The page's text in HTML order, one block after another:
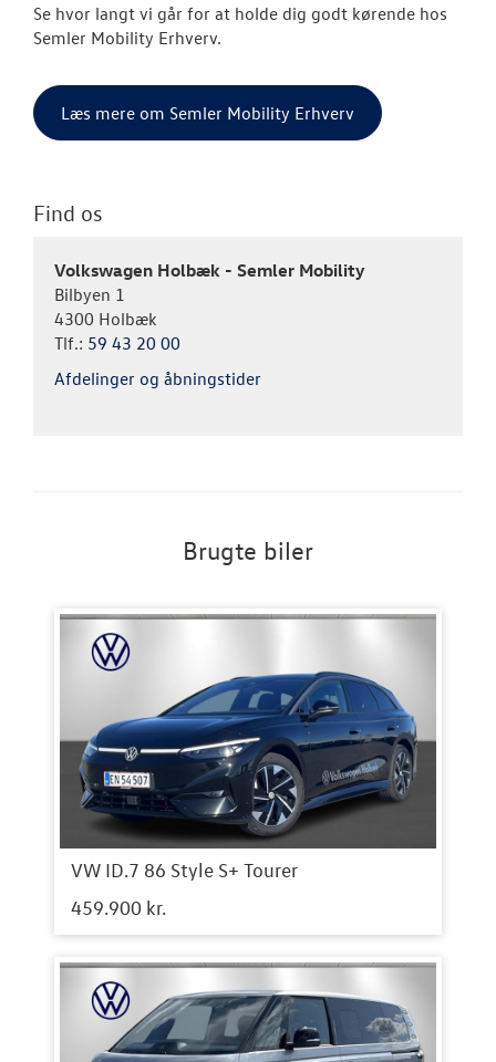
Se hvor langt vi går for at holde dig godt kørende hos
Semler Mobility Erhverv.
Læs mere om Semler Mobility Erhverv
Find os
Volkswagen Holbæk - Semler Mobility
Bilbyen 1
4300 Holbæk
Tlf.: 59 43 20 00
Afdelinger og åbningstider
Brugte biler
VW ID.7 86 Style S+ Tourer
459.900 kr.